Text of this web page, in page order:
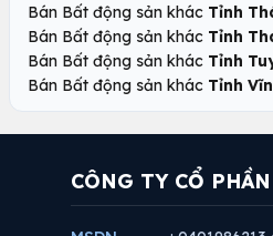
Bán Bất động sản khác Tỉnh
Bán Bất động sản khác Tỉnh
Bán Bất động sản khác Tỉnh
Bán Bất động sản khác Tỉnh
CÔNG TY CỔ